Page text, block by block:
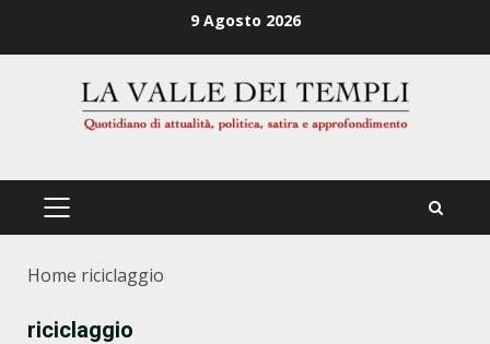
9 Agosto 2026
PRIMÄRES
Home riciclaggio
riciclaggio